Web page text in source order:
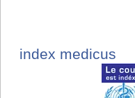
index medicus